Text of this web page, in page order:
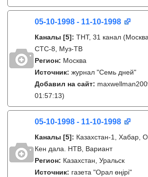
05-10-1998 - 11-10-1998
Каналы [5]: ТНТ, 31 канал
СТС-8, Муз-ТВ
Регион: Москва
Источник: журнал "Семь дней"
Добавил на сайт:
01:57:13)
05-10-1998 - 11-10-1998
Каналы [5]: Казахстан-1, Хабар,
Кен дала. НТВ, Вариант
Регион: Казахстан, Уральск
Источник: газета "Орал өңірі"